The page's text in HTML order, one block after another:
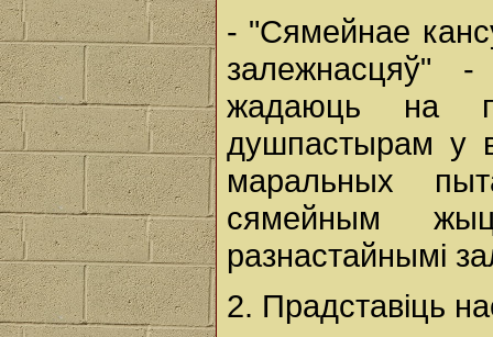
- "Сямейнае
залежнасцяў"
жадаюць на
душпастырам у
маральных
сямейным
разнастайнымі
2. Прадставіць